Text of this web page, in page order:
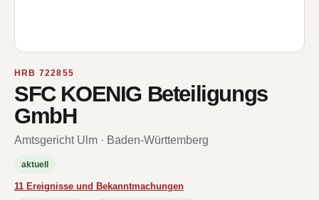
HRB 722855
SFC KOENIG Beteiligungs
GmbH
Amtsgericht Ulm · Baden-Württemberg
aktuell
11 Ereignisse und Bekanntmachungen